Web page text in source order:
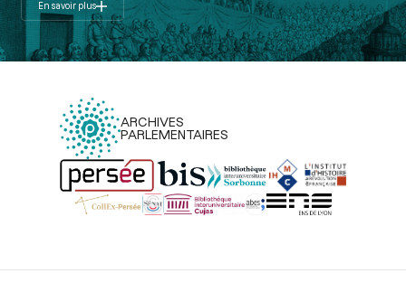
En savoir plus
ARCHIVES
PARLEMENTAIRES
Menu